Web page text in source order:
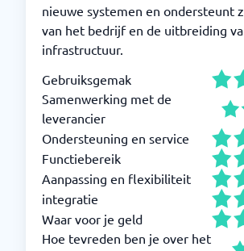
nieuwe systemen en ondersteunt
van het bedrijf en de uitbreiding
infrastructuur.
Gebruiksgemak
Samenwerking met de
leverancier
Ondersteuning en service
Functiebereik
Aanpassing en flexibiliteit
integratie
Waar voor je geld
Hoe tevreden ben je over het